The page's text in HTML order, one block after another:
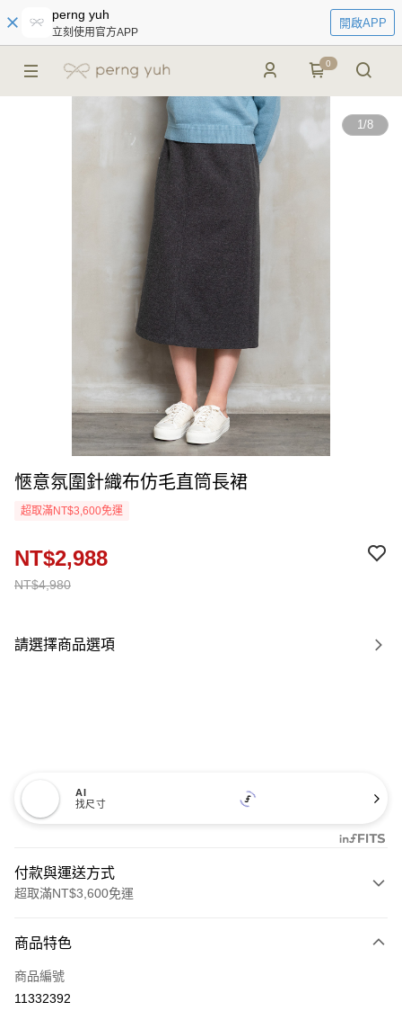
perng yuh
立刻使用官方APP
開啟APP
0
1/8
愜意氛圍針織布仿毛直筒長裙
超取滿NT$3,600免運
NT$4,980
NT$2,988
請選擇商品選項
AI
找尺寸
付款與運送方式
超取滿NT$3,600免運
信用卡一次付款
信用卡分期付款
商品特色
商品編號
11332392